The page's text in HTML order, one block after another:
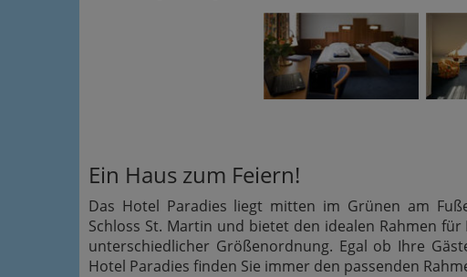
Ein Haus zum Feiern!
Das Hotel Paradies liegt mitten im Grünen am
Schloss St. Martin und bietet den idealen Rahmen
unterschiedlicher Größenordnung. Egal ob Ihre
Hotel Paradies finden Sie immer den passenden